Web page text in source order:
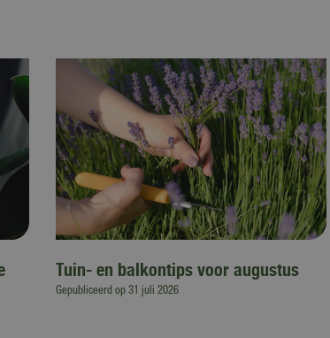
Tuin- en balkontips voor augustus
Gepubliceerd op 31 juli 2026